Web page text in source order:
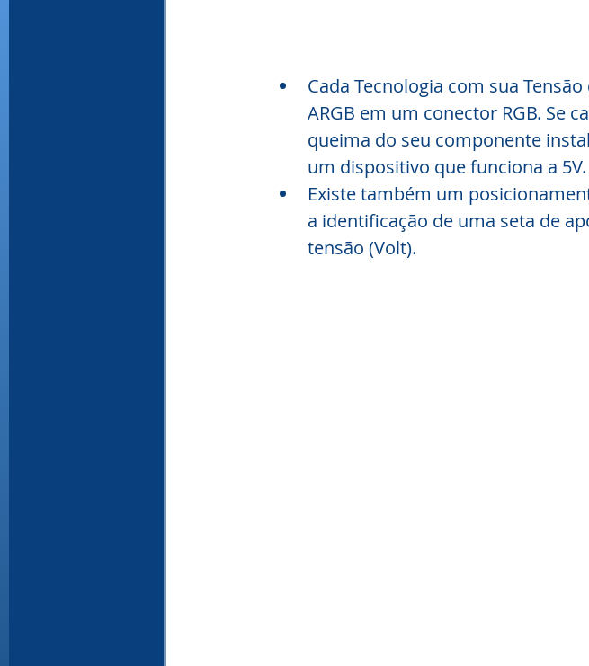
Cada Tecnologia com sua
ARGB em um conector RGB. Se
queima do seu componente
um dispositivo que funciona a 5V.
Existe também um
a identificação de uma seta de
tensão (Volt).